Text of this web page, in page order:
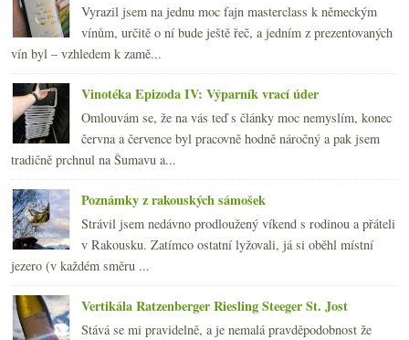
Vyrazil jsem na jednu moc fajn masterclass k německým
vínům, určitě o ní bude ještě řeč, a jedním z prezentovaných
vín byl – vzhledem k zamě...
Vinotéka Epizoda IV: Výparník vrací úder
Omlouvám se, že na vás teď s články moc nemyslím, konec
června a července byl pracovně hodně náročný a pak jsem
tradičně prchnul na Šumavu a...
Poznámky z rakouských sámošek
Strávil jsem nedávno prodloužený víkend s rodinou a přáteli
v Rakousku. Zatímco ostatní lyžovali, já si oběhl místní
jezero (v každém směru ...
Vertikála Ratzenberger Riesling Steeger St. Jost
Stává se mi pravidelně, a je nemalá pravděpodobnost že